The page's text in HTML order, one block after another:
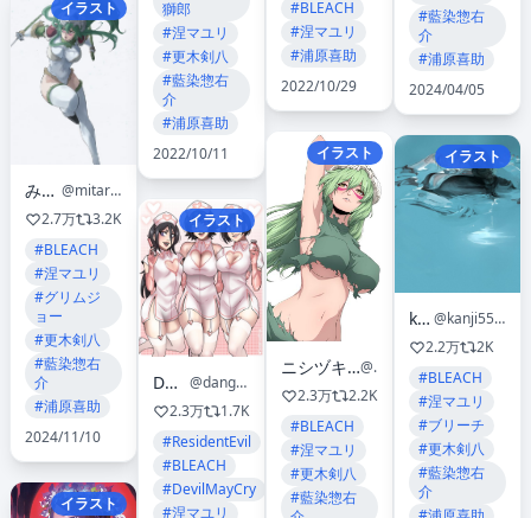
イラスト
みたらし
@mitarashi0000
2.7万
3.2K
#BLEACH
#涅マユリ
#グリムジ
ョー
#更木剣八
#藍染惣右
介
#浦原喜助
2024/11/10
イラスト
獅郎
#涅マユリ
#更木剣八
#藍染惣右
介
#浦原喜助
2022/10/11
イラスト
D♡Bride
@dangerousbride
2.3万
1.7K
#ResidentEvil
#BLEACH
#DevilMayCry
#涅マユリ
#BLEACH
#涅マユリ
#浦原喜助
2022/10/29
イラスト
ニシヅキ シノ@Phenøa｜フェノア｜4/24 Release📸
@sino24tsuki
2.3万
2.2K
#BLEACH
#涅マユリ
#更木剣八
#藍染惣右
#藍染惣右
介
#浦原喜助
2024/04/05
イラスト
kanji
@kanji55755948
2.2万
2K
#BLEACH
#涅マユリ
#ブリーチ
#更木剣八
#藍染惣右
介